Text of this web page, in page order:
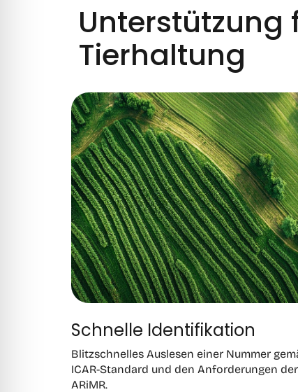
Unterstützung
Tierhaltung
Schnelle Identifikation
Blitzschnelles Auslesen einer Nummer
ICAR-Standard und den Anforderungen der
ARiMR.